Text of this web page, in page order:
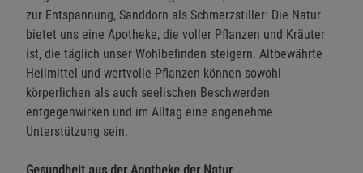
zur Entspannung, Sanddorn als Schmerzstiller: Die Natur
bietet uns eine Apotheke, die voller Pflanzen und Kräuter
ist, die täglich unser Wohlbefinden steigern. Altbewährte
Heilmittel und wertvolle Pflanzen können sowohl
körperlichen als auch seelischen Beschwerden
entgegenwirken und im Alltag eine angenehme
Unterstützung sein.